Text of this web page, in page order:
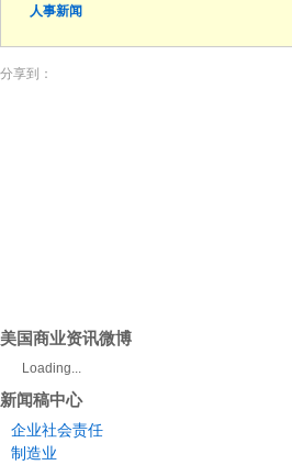
人事新闻
分享到：
美国商业资讯微博
Loading...
新闻稿中心
企业社会责任
制造业